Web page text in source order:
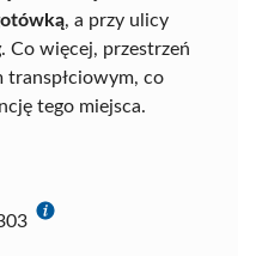
, a przy ulicy
. Co więcej, przestrzeń
transpłciowym, co
tego miejsca.